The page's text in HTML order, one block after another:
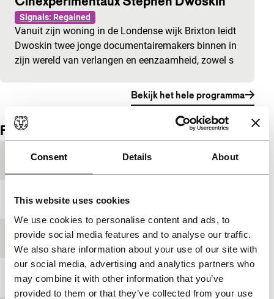
Consent Details About
This website uses cookies
We use cookies to personalise content and ads, to
provide social media features and to analyse our traffic.
We also share information about your use of our site with
our social media, advertising and analytics partners who
may combine it with other information that you’ve
provided to them or that they’ve collected from your use
Signals: Regained
Vanuit zijn woning in de Londense wijk Brixton leidt
Dwoskin twee jonge documentairemakers binnen in
zijn wereld van verlangen en eenzaamheid, zowel s
Bekijk het hele programma
Film details
Productieland Verenigd Koninkrijk
Jaar 2003
Festivaleditie IFFR 2013
Lengte 20'